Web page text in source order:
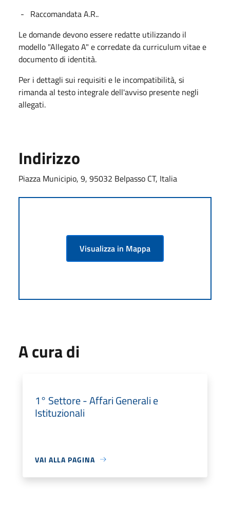
- Raccomandata A.R..
Le domande devono essere redatte utilizzando il
modello "Allegato A" e corredate da curriculum vitae e
documento di identità.
Per i dettagli sui requisiti e le incompatibilità, si
rimanda al testo integrale dell'avviso presente negli
allegati.
Indirizzo
Piazza Municipio, 9, 95032 Belpasso CT, Italia
Visualizza in Mappa
A cura di
1° Settore - Affari Generali e
Istituzionali
VAI ALLA PAGINA